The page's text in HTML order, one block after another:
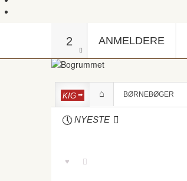
2 ANMELDERE
KIG BØRNEBØGER
NYESTE